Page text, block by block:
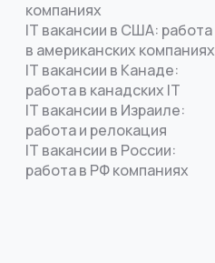
компаниях
IT вакансии в США: работа
в американских компаниях
IT вакансии в Канаде:
работа в канадских IT
IT вакансии в Израиле:
работа и релокация
IT вакансии в России:
работа в РФ компаниях